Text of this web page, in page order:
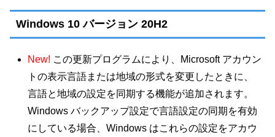
Windows 10 バージョン 20H2
New! この更新プログラムにより、Microsoft アカウン
トの表示言語または地域の形式を変更したときに、
言語と地域の設定を同期する機能が追加されます。
Windows バックアップ設定で言語設定の同期を有効
にしている場合、Windows はこれらの設定をアカウ